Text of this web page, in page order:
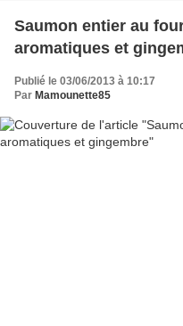
Saumon entier au
aromatiques et
Publié le 03/06/2013 à 10:17
Par Mamounette85